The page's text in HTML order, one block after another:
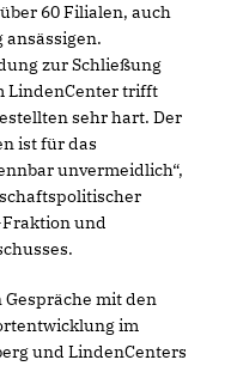
60 Filialen, auch
ansässigen.
zur Schließung
LindenCenter trifft
sehr hart. Der
ist für das
unvermeidlich“,
und
mit den
im
und LindenCenters